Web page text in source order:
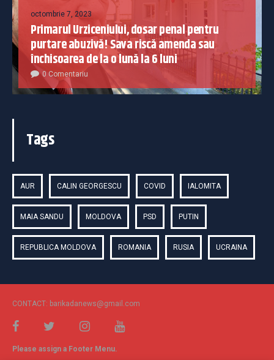
octombrie 7, 2023
Primarul Urziceniului, dosar penal pentru
purtare abuzivă! Sava riscă amenda sau
închisoarea de la o lună la 6 luni
0 Comentariu
Tags
AUR CALIN GEORGESCU COVID IALOMITA
MAIA SANDU MOLDOVA PSD PUTIN
REPUBLICA MOLDOVA ROMANIA RUSIA UCRAINA
CONTACT: barikadanews@gmail.com
Please assign a Footer Menu.